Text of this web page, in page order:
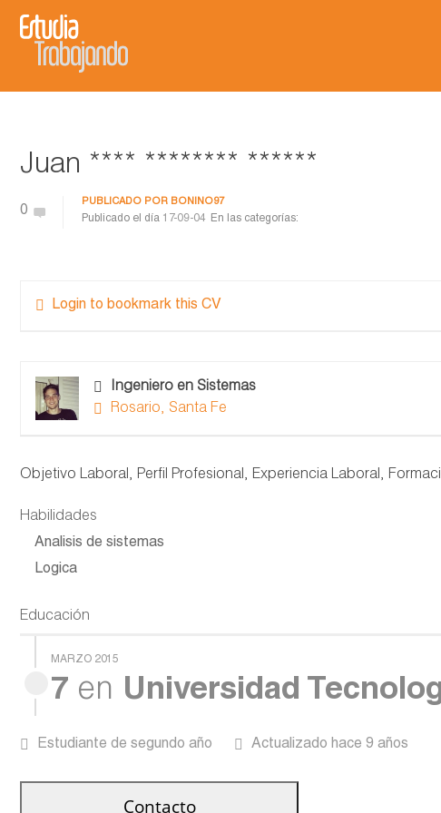
Juan **** ******** ******
0
PUBLICADO POR BONINO97
Publicado el día 17-09-04 En las categorías:
Login to bookmark this CV
Ingeniero en Sistemas
Rosario, Santa Fe
Objetivo Laboral, Perfil Profesional, Experiencia Laboral,
Habilidades
Analisis de sistemas
Logica
Educación
MARZO 2015
7 en Universidad
Estudiante de segundo año Actualizado hace 9 años